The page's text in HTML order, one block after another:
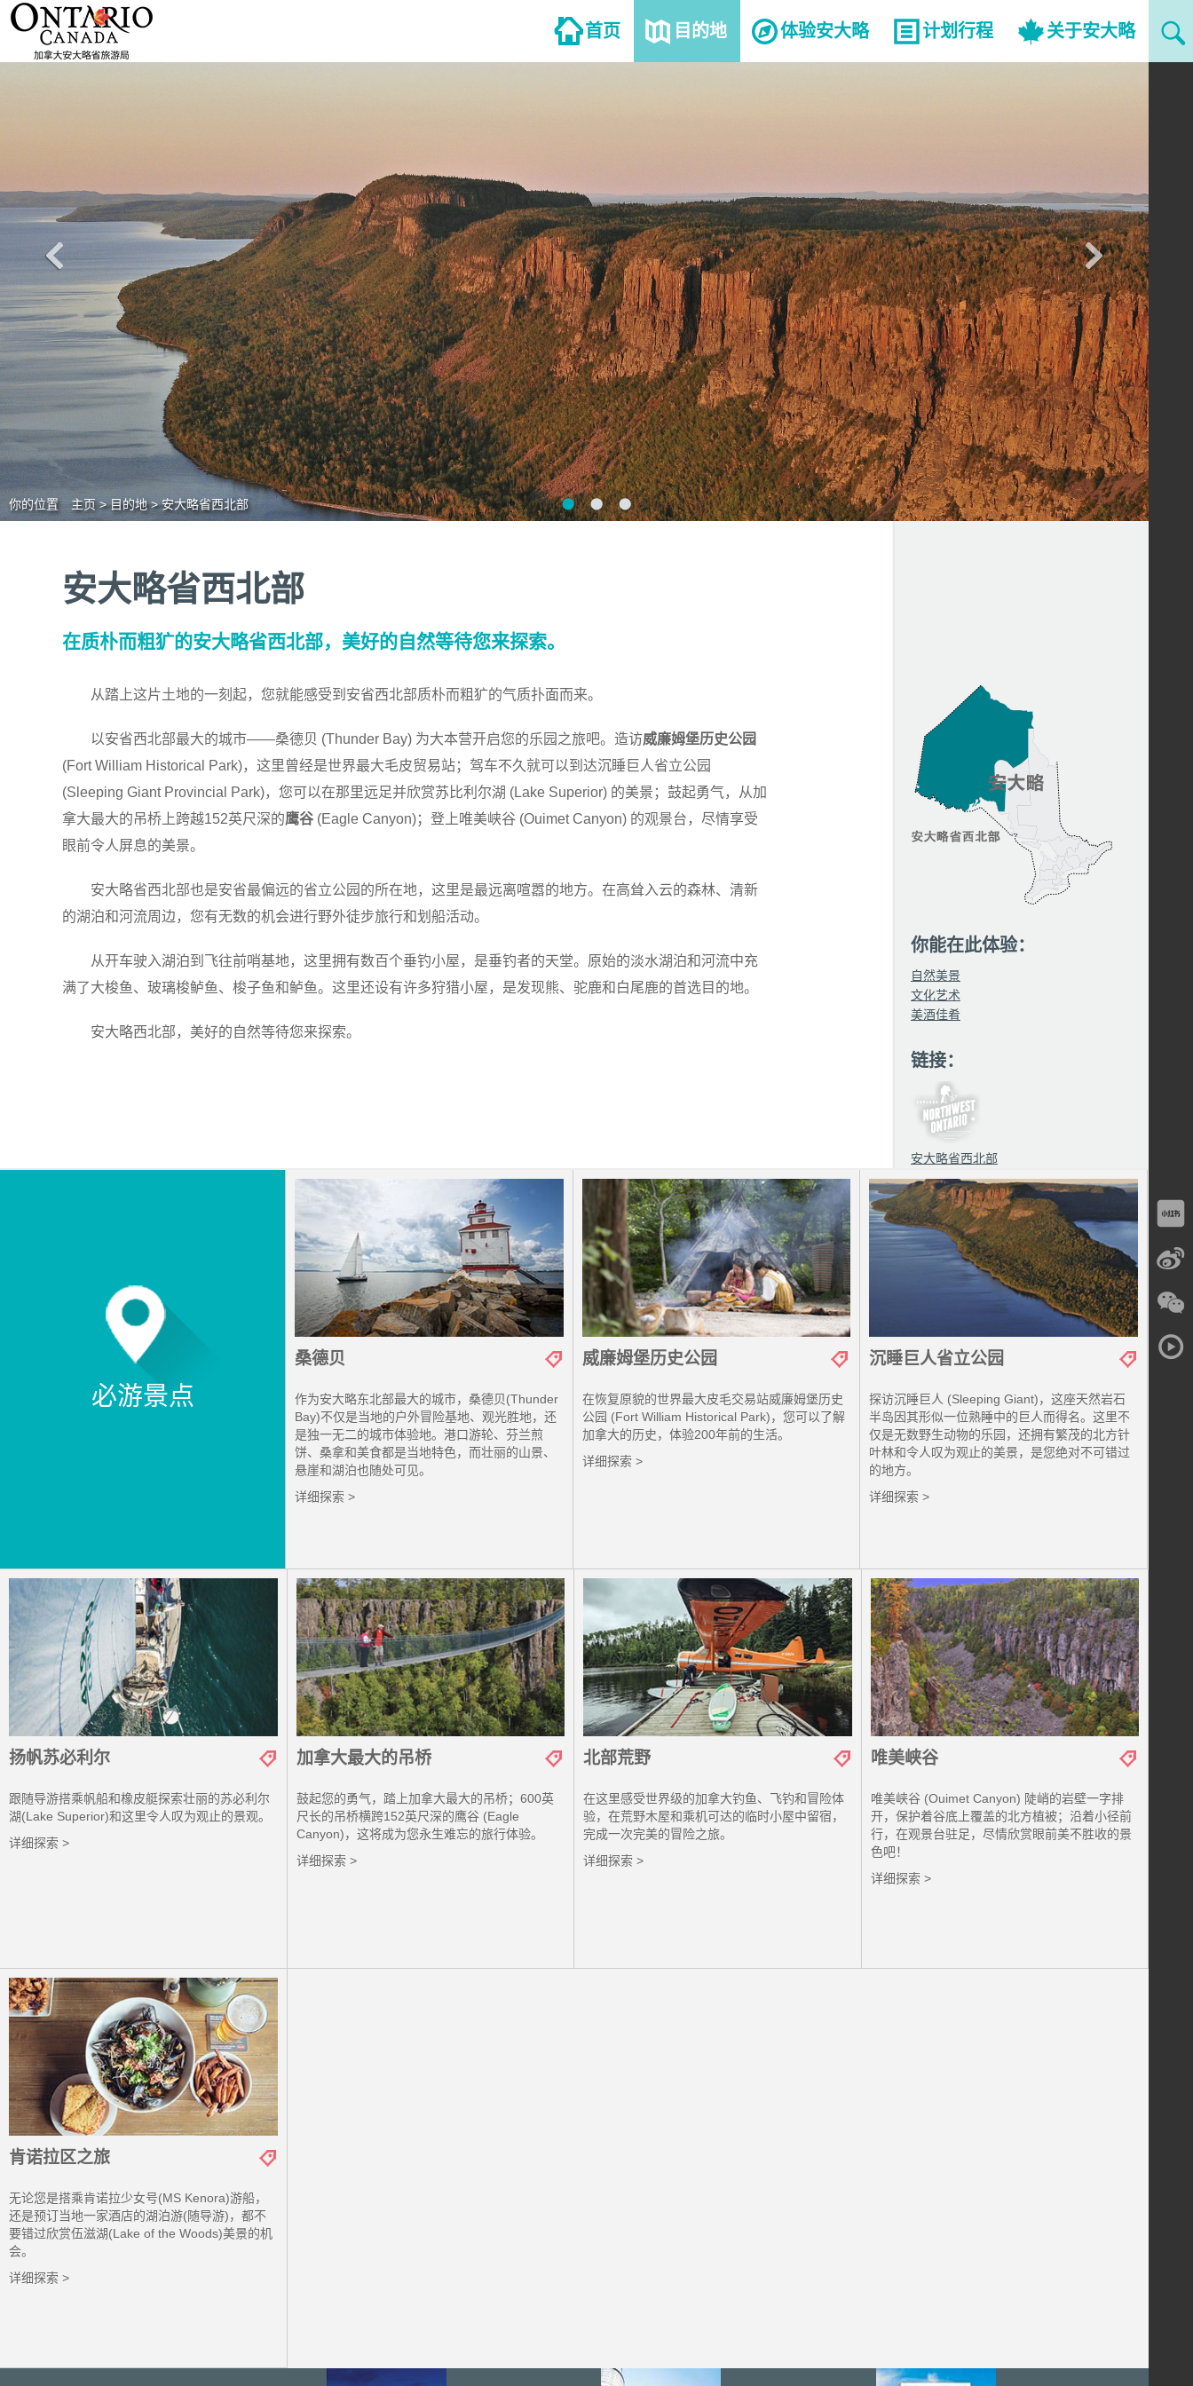
首页 目的地 体验安大略 计划行程 关于安大略
你的位置 主页>目的地>安大略省西北部
安大略省西北部
在质朴而粗犷的安大略省西北部，美好的自然等待您来探索。
从踏上这片土地的一刻起，您就能感受到安省西北部质朴而粗犷的气质扑面而来。
以安省西北部最大的城市——桑德贝 (Thunder Bay) 为大本营开启您的乐园之旅吧。造访威廉姆堡历史公园
(Fort William Historical Park)，这里曾经是世界最大毛皮贸易站；驾车不久就可以到达沉睡巨人省立公园
(Sleeping Giant Provincial Park)，您可以在那里远足并欣赏苏比利尔湖 (Lake Superior) 的美景；鼓起勇气，从加
拿大最大的吊桥上跨越152英尺深的鹰谷 (Eagle Canyon)；登上唯美峡谷 (Ouimet Canyon) 的观景台，尽情享受
眼前令人屏息的美景。
安大略省西北部也是安省最偏远的省立公园的所在地，这里是最远离喧嚣的地方。在高耸入云的森林、清新
的湖泊和河流周边，您有无数的机会进行野外徒步旅行和划船活动。
从开车驶入湖泊到飞往前哨基地，这里拥有数百个垂钓小屋，是垂钓者的天堂。原始的淡水湖泊和河流中充
满了大梭鱼、玻璃梭鲈鱼、梭子鱼和鲈鱼。这里还设有许多狩猎小屋，是发现熊、驼鹿和白尾鹿的首选目的地。
安大略西北部，美好的自然等待您来探索。
你能在此体验：
自然美景
文化艺术
美酒佳肴
链接：
安大略省西北部
必游景点
安大略省西北部
桑德贝
作为安大略东北部最大的城市，桑德贝(Thunder
Bay)不仅是当地的户外冒险基地、观光胜地，还
是独一无二的城市体验地。港口游轮、芬兰煎
饼、桑拿和美食都是当地特色，而壮丽的山景、
悬崖和湖泊也随处可见。
详细探索 >
威廉姆堡历史公园
在恢复原貌的世界最大皮毛交易站威廉姆堡历史
公园 (Fort William Historical Park)，您可以了解
加拿大的历史，体验200年前的生活。
详细探索 >
沉睡巨人省立公园
探访沉睡巨人 (Sleeping Giant)，这座天然岩石
半岛因其形似一位熟睡中的巨人而得名。这里不
仅是无数野生动物的乐园，还拥有繁茂的北方针
叶林和令人叹为观止的美景，是您绝对不可错过
的地方。
详细探索 >
扬帆苏必利尔
跟随导游搭乘帆船和橡皮艇探索壮丽的苏必利尔
湖(Lake Superior)和这里令人叹为观止的景观。
详细探索 >
加拿大最大的吊桥
鼓起您的勇气，踏上加拿大最大的吊桥；600英
尺长的吊桥横跨152英尺深的鹰谷 (Eagle
Canyon)，这将成为您永生难忘的旅行体验。
详细探索 >
北部荒野
在这里感受世界级的加拿大钓鱼、飞钓和冒险体
验，在荒野木屋和乘机可达的临时小屋中留宿，
完成一次完美的冒险之旅。
详细探索 >
唯美峡谷
唯美峡谷 (Ouimet Canyon) 陡峭的岩壁一字排
开，保护着谷底上覆盖的北方植被；沿着小径前
行，在观景台驻足，尽情欣赏眼前美不胜收的景
色吧！
详细探索 >
肯诺拉区之旅
无论您是搭乘肯诺拉少女号(MS Kenora)游船，
还是预订当地一家酒店的湖泊游(随导游)，都不
要错过欣赏伍滋湖(Lake of the Woods)美景的机
会。
详细探索 >